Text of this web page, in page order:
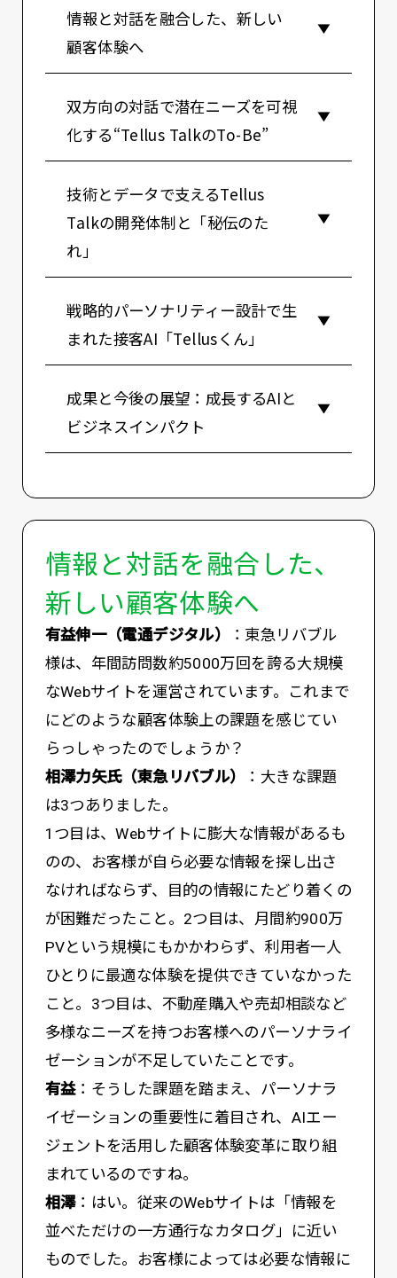
情報と対話を融合した、新しい
顧客体験へ
双方向の対話で潜在ニーズを可視
化する“Tellus TalkのTo-Be”
技術とデータで支えるTellus
Talkの開発体制と「秘伝のた
れ」
戦略的パーソナリティー設計で生
まれた接客AI「Tellusくん」
成果と今後の展望：成長するAIと
ビジネスインパクト
情報と対話を融合した、
新しい顧客体験へ
有益伸一（電通デジタル）
：東急リバブル
様は、年間訪問数約5000万回を誇る大規模
なWebサイトを運営されています。これまで
にどのような顧客体験上の課題を感じてい
らっしゃったのでしょうか？
相澤力矢氏（東急リバブル）
：大きな課題
は3つありました。
1つ目は、Webサイトに膨大な情報があるも
のの、お客様が自ら必要な情報を探し出さ
なければならず、目的の情報にたどり着くの
が困難だったこと。2つ目は、月間約900万
PVという規模にもかかわらず、利用者一人
ひとりに最適な体験を提供できていなかった
こと。3つ目は、不動産購入や売却相談など
多様なニーズを持つお客様へのパーソナライ
ゼーションが不足していたことです。
有益：そうした課題を踏まえ、パーソナラ
イゼーションの重要性に着目され、AIエー
ジェントを活用した顧客体験変革に取り組
まれているのですね。
相澤：はい。従来のWebサイトは「情報を
並べただけの一方通行なカタログ」に近い
ものでした。お客様によっては必要な情報に